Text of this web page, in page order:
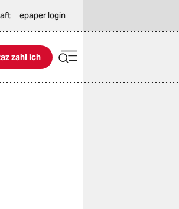
epaper login
ich
zahl ich